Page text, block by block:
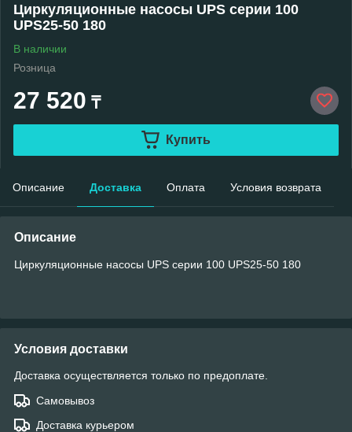
Циркуляционные насосы UPS серии 100
UPS25-50 180
В наличии
Розница
27 520 ₸
Купить
Описание Доставка Оплата Условия возврата
Описание
Циркуляционные насосы UPS серии 100 UPS25-50 180
Условия доставки
Доставка осуществляется только по предоплате.
Самовывоз
Доставка курьером